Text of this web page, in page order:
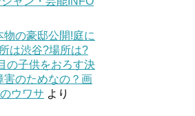
の豪邸公開!庭に
は渋谷?場所は?
の子供をおろす決
害のためなの？画
ウワサ より